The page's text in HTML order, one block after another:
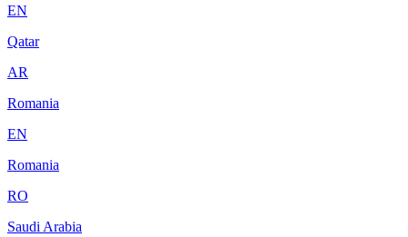
EN
Qatar
AR
Romania
EN
Romania
RO
Saudi Arabia